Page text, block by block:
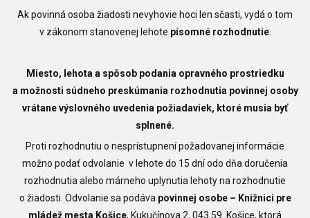
Ak povinná osoba žiadosti nevyhovie hoci len sčasti, vydá o tom
v zákonom stanovenej lehote písomné rozhodnutie.
Miesto, lehota a spôsob podania opravného prostriedku
a možnosti súdneho preskúmania rozhodnutia povinnej osoby
vrátane výslovného uvedenia požiadaviek, ktoré musia byť
splnené.
Proti rozhodnutiu o nesprístupnení požadovanej informácie
možno podať odvolanie v lehote do 15 dní odo dňa doručenia
rozhodnutia alebo márneho uplynutia lehoty na rozhodnutie
o žiadosti. Odvolanie sa podáva povinnej osobe – Knižnici pre
mládež mesta Košice, Kukučínova 2, 043 59 Košice, ktorá